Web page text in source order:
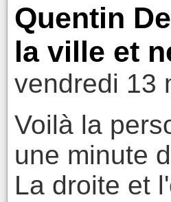
Quentin
la ville et
vendredi 13
Voilà la
une minute
La droite et